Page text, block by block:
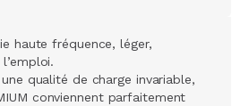
haute fréquence, léger,
qualité de charge invariable,
conviennent parfaitement